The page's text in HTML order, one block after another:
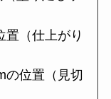
置（仕上がり
の位置（見切